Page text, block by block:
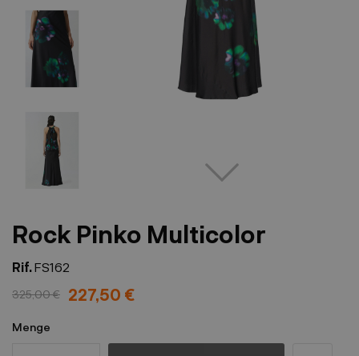
Rock Pinko Multicolor
Rif.FS162
325,00 € 227,50 €
Menge